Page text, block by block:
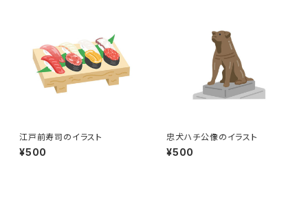
江戸前寿司のイラスト
¥500
忠犬ハチ公像のイラスト
¥500